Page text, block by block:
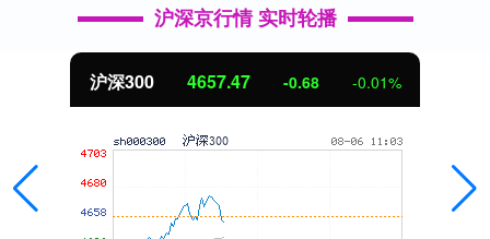
沪深京行情 实时轮播
北证50 1120.55 1.09 0.10%